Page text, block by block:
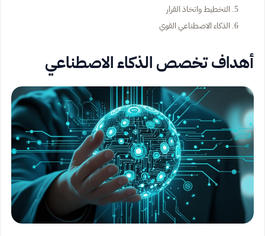
التخطيط واتخاذ القرار
الذكاء الاصطناعي القوي
أهداف تخصص الذكاء الاصطناعي